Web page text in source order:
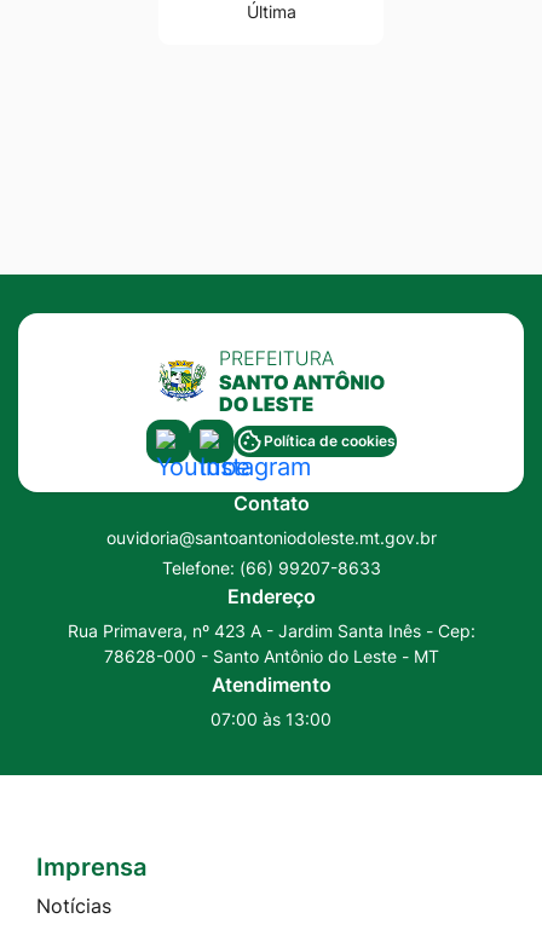
Última
Acessar
a
Social
Youtube
Acessar
a
Rede
Social
Instagram
Política de cookies
Contato
ouvidoria@santoantoniodoleste.mt.gov.br
Telefone: (66) 99207-8633
Endereço
Rua Primavera, nº 423 A - Jardim Santa Inês - Cep:
78628-000 - Santo Antônio do Leste - MT
Atendimento
07:00 às 13:00
Seção do Rodapé e Contato
Imprensa
Notícias